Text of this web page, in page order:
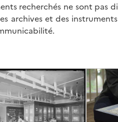
recherchés ne sont pas
archives et des